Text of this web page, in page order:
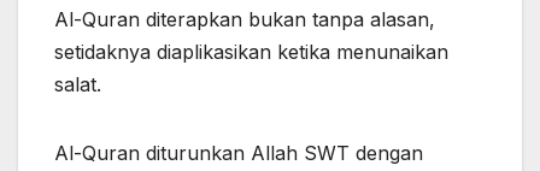
Al-Quran diterapkan bukan tanpa alasan,
setidaknya diaplikasikan ketika menunaikan
salat.
Al-Quran diturunkan Allah SWT dengan